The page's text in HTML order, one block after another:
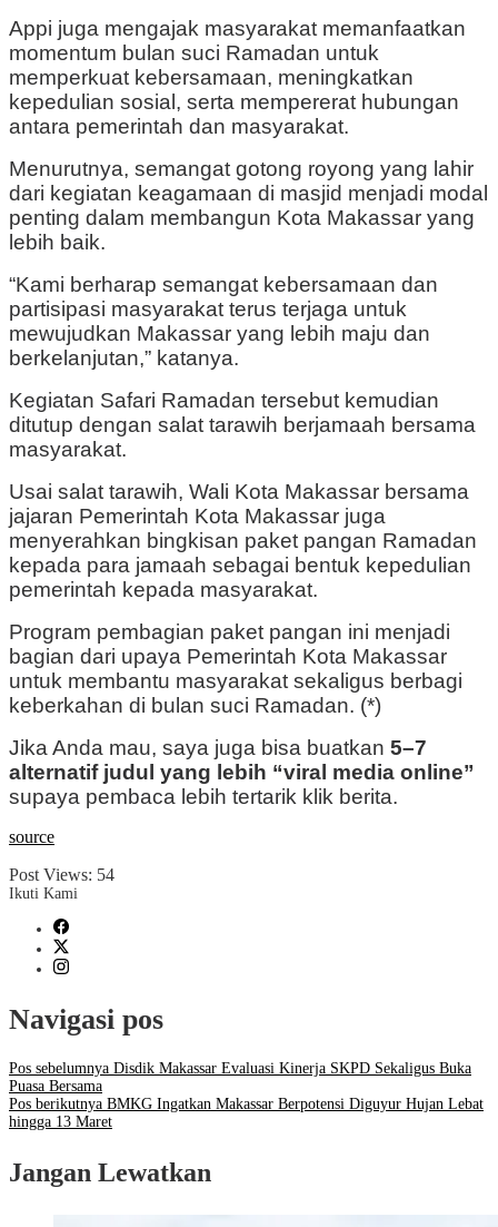
Appi juga mengajak masyarakat memanfaatkan
momentum bulan suci Ramadan untuk
memperkuat kebersamaan, meningkatkan
kepedulian sosial, serta mempererat hubungan
antara pemerintah dan masyarakat.
Menurutnya, semangat gotong royong yang lahir
dari kegiatan keagamaan di masjid menjadi modal
penting dalam membangun Kota Makassar yang
lebih baik.
“Kami berharap semangat kebersamaan dan
partisipasi masyarakat terus terjaga untuk
mewujudkan Makassar yang lebih maju dan
berkelanjutan,” katanya.
Kegiatan Safari Ramadan tersebut kemudian
ditutup dengan salat tarawih berjamaah bersama
masyarakat.
Usai salat tarawih, Wali Kota Makassar bersama
jajaran Pemerintah Kota Makassar juga
menyerahkan bingkisan paket pangan Ramadan
kepada para jamaah sebagai bentuk kepedulian
pemerintah kepada masyarakat.
Program pembagian paket pangan ini menjadi
bagian dari upaya Pemerintah Kota Makassar
untuk membantu masyarakat sekaligus berbagi
keberkahan di bulan suci Ramadan. (*)
Jika Anda mau, saya juga bisa buatkan 5–7
alternatif judul yang lebih “viral media online”
supaya pembaca lebih tertarik klik berita.
source
Post Views: 54
Ikuti Kami
Navigasi pos
Pos sebelumnya Disdik Makassar Evaluasi Kinerja SKPD Sekaligus Buka
Puasa Bersama
Pos berikutnya BMKG Ingatkan Makassar Berpotensi Diguyur Hujan Lebat
hingga 13 Maret
Jangan Lewatkan